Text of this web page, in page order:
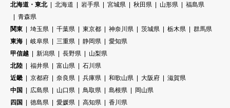
北海道・東北 北海道 岩手県 宮城県 秋田県 山形県
福島県
青森県
関東
埼玉県 千葉県 東京都 神奈川県 茨城県 栃木県
群馬県
東海
岐阜県 三重県 静岡県
愛知県
甲信越
新潟県 長野県
山梨県
北陸
福井県 富山県
石川県
近畿
京都府 奈良県 兵庫県 和歌山県 大阪府
滋賀県
中国
広島県 山口県 鳥取県 島根県
岡山県
四国
徳島県 愛媛県 高知県
香川県